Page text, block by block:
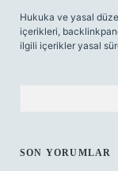
Hukuka ve yasal
içerikleri,
ilgili içerikler yasal
SON YORUMLAR